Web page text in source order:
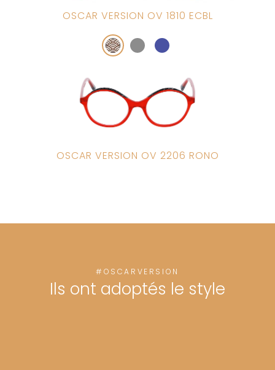
OSCAR VERSION OV 1810 ECBL
OSCAR VERSION OV 2206 RONO
#OSCARVERSION
Ils ont adoptés le style